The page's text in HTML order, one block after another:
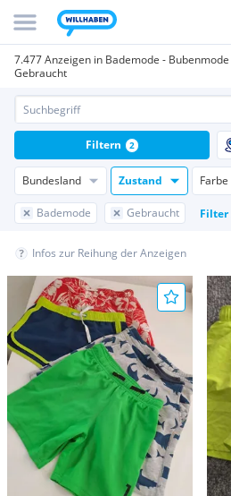
7.477 Anzeigen in Bademode -
Gebraucht
Bundesland Zustand Farbe
Bademode Gebraucht Filter
Filtern 2
Infos zur Reihung der Anzeigen